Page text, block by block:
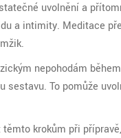
uvolnění a
a intimity. Meditace
nepohodám
sestavu. To pomůže
krokům při